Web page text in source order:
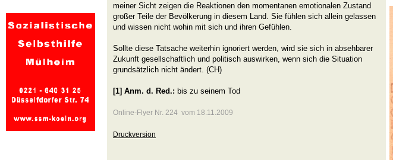
meiner Sicht zeigen die Reaktionen den momentanen emotionalen Zustand
großer Teile der Bevölkerung in diesem Land. Sie fühlen sich allein gelassen
und wissen nicht wo­hin mit sich und ihren Gefühlen.
Sollte diese Tatsache weiterhin ignoriert werden, wird sie sich in absehba­rer
Zukunft gesellschaftlich und politisch auswirken, wenn sich die Situa­tion
grundsätzlich nicht ändert. (CH)
[1] Anm. d. Red.: bis zu seinem Tod
Online-Flyer Nr. 224 vom 18.11.2009
Druckversion